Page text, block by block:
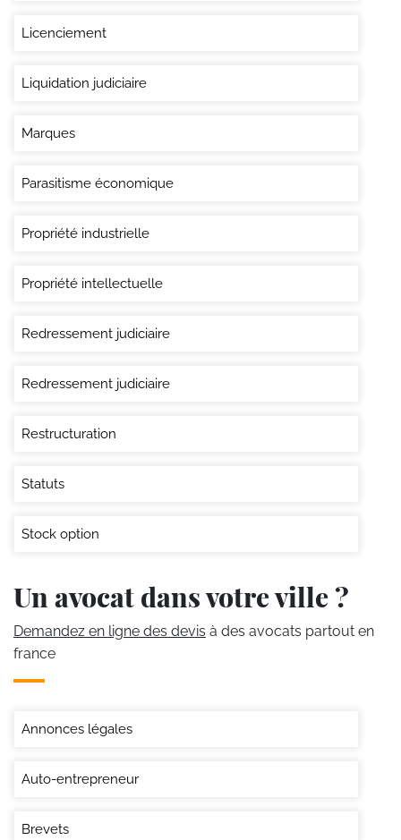
Licenciement
Liquidation judiciaire
Marques
Parasitisme économique
Propriété industrielle
Propriété intellectuelle
Redressement judiciaire
Redressement judiciaire
Restructuration
Statuts
Stock option
Un avocat dans votre ville ?
Demandez en ligne des devis à des avocats partout en
france
Annonces légales
Auto-entrepreneur
Brevets